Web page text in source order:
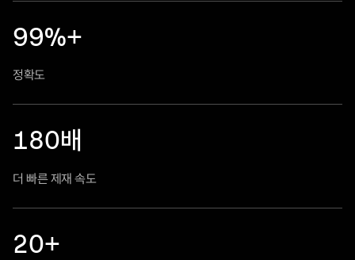
99%+
정확도
180배
더 빠른 제재 속도
20+